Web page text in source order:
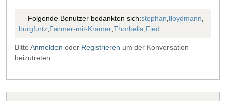
Folgende Benutzer bedankten sich:stephan,lloydmann,
burgfurtz,Farmer-mit-Kramer,Thorbella,Fied
Bitte Anmelden oder Registrieren um der Konversation
beizutreten.